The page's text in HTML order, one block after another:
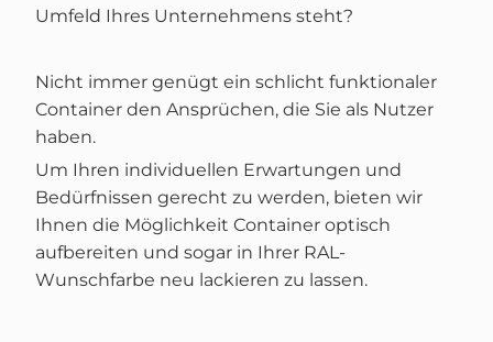
Umfeld Ihres Unternehmens steht?
Nicht immer genügt ein schlicht funktionaler
Container den Ansprüchen, die Sie als Nutzer
haben.
Um Ihren individuellen Erwartungen und
Bedürfnissen gerecht zu werden, bieten wir
Ihnen die Möglichkeit Container optisch
aufbereiten und sogar in Ihrer RAL-
Wunschfarbe neu lackieren zu lassen.